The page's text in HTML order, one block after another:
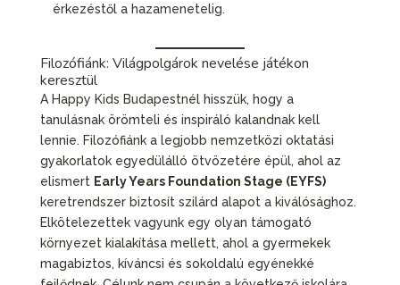
érkezéstől a hazamenetelig.
Filozófiánk: Világpolgárok nevelése játékon
keresztül
A Happy Kids Budapestnél hisszük, hogy a
tanulásnak örömteli és inspiráló kalandnak kell
lennie. Filozófiánk a legjobb nemzetközi oktatási
gyakorlatok egyedülálló ötvözetére épül, ahol az
elismert Early Years Foundation Stage (EYFS)
keretrendszer biztosít szilárd alapot a kiválósághoz.
Elkötelezettek vagyunk egy olyan támogató
környezet kialakítása mellett, ahol a gyermekek
magabiztos, kíváncsi és sokoldalú egyénekké